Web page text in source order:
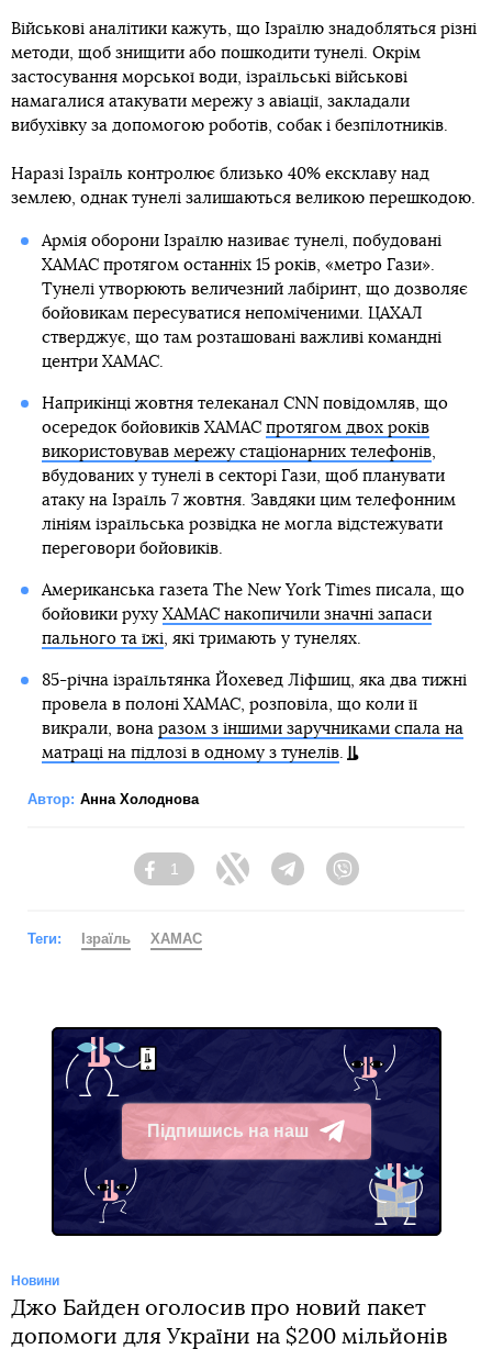
Військові аналітики кажуть, що Ізраїлю знадобляться різні
методи, щоб знищити або пошкодити тунелі. Окрім
застосування морської води, ізраїльські військові
намагалися атакувати мережу з авіації, закладали
вибухівку за допомогою роботів, собак і безпілотників.
Наразі Ізраїль контролює близько 40% ексклаву над
землею, однак тунелі залишаються великою перешкодою.
Армія оборони Ізраїлю називає тунелі, побудовані
ХАМАС протягом останніх 15 років, «метро Гази».
Тунелі утворюють величезний лабіринт, що дозволяє
бойовикам пересуватися непоміченими. ЦАХАЛ
стверджує, що там розташовані важливі командні
центри ХАМАС.
Наприкінці жовтня телеканал CNN повідомляв, що
осередок бойовиків ХАМАС протягом двох років
використовував мережу стаціонарних телефонів,
вбудованих у тунелі в секторі Гази, щоб планувати
атаку на Ізраїль 7 жовтня. Завдяки цим телефонним
лініям ізраїльська розвідка не могла відстежувати
переговори бойовиків.
Американська газета The New York Times писала, що
бойовики руху ХАМАС накопичили значні запаси
пального та їжі, які тримають у тунелях.
85-річна ізраїльтянка Йохевед Ліфшиц, яка два тижні
провела в полоні ХАМАС, розповіла, що коли її
викрали, вона разом з іншими заручниками спала на
матраці на підлозі в одному з тунелів.
Автор: Анна Холоднова
Facebook
1
Twitter TelegramViber
Теги: Ізраїль ХАМАС
Підпишись на наш
Telegram
Новини
Джо Байден оголосив про новий пакет
допомоги для України на $200 мільйонів